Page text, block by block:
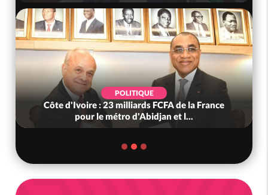
POLITIQUE
Côte d'Ivoire : 23 milliards FCFA de la France
pour le métro d'Abidjan et l...